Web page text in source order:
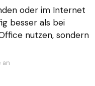
oder im Internet
besser als bei
nutzen, sondern
an